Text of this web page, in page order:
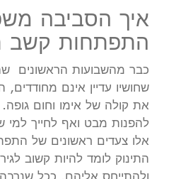
איך הסביבה
התפתחות קשב
כבר מהשבועות הראשונים
שחושיו עדיין אינם מחודדים,
את קולה של אימו וחום
להפנות מבט ואף לחייך למי
אלו צעדים ראשונים של
התינוק לומד להיות קשוב
ולהתייחס אליהם. ככל